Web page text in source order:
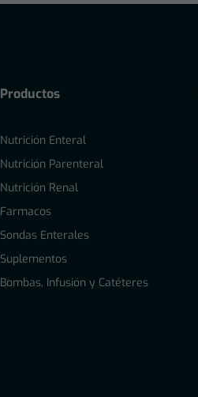
Productos
Nutrición Enteral
Nutrición Parenteral
Nutrición Renal
Farmacos
Sondas Enterales
Suplementos
Bombas, Infusión y Catéteres